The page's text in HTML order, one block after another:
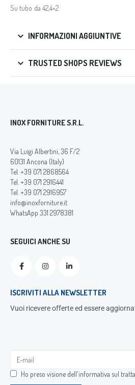
Su tubo da 42,4×2
INFORMAZIONI AGGIUNTIVE
TRUSTED SHOPS REVIEWS
INOX FORNITURE S.R.L.
Via Luigi Albertini, 36 F/2
60131 Ancona (Italy)
Tel. +39 071 2868564
Tel. +39 071 2916441
Tel. +39 071 2916957
info@inoxforniture.it
WhatsApp 331 2978381
SEGUICI ANCHE SU
ISCRIVITI ALLA NEWSLETTER
Vuoi ricevere offerte ed essere
Ho preso visione dell'informativa sul